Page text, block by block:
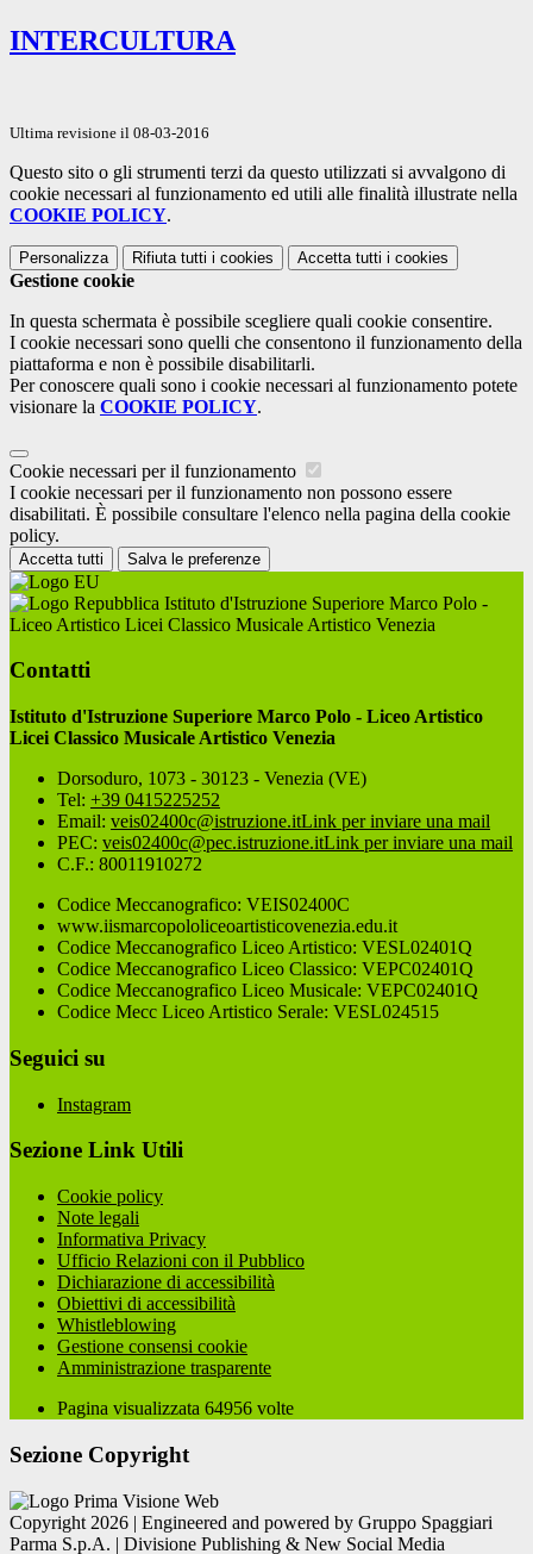
INTERCULTURA
Ultima revisione il 08-03-2016
Questo sito o gli strumenti terzi da questo utilizzati si avvalgono di
cookie necessari al funzionamento ed utili alle finalità illustrate nella
COOKIE POLICY.
Personalizza Rifiuta tutti i cookies Accetta tutti i cookies
Gestione cookie
In questa schermata è possibile scegliere quali cookie consentire.
I cookie necessari sono quelli che consentono il funzionamento della
piattaforma e non è possibile disabilitarli.
Per conoscere quali sono i cookie necessari al funzionamento potete
visionare la COOKIE POLICY.
Cookie necessari per il funzionamento
I cookie necessari per il funzionamento non possono essere
disabilitati. È possibile consultare l'elenco nella pagina della cookie
policy.
Accetta tutti Salva le preferenze
Istituto d'Istruzione Superiore Marco Polo -
Liceo Artistico Licei Classico Musicale Artistico Venezia
Contatti
Istituto d'Istruzione Superiore Marco Polo - Liceo Artistico
Licei Classico Musicale Artistico Venezia
Dorsoduro, 1073 - 30123 - Venezia (VE)
Tel: +39 0415225252
Email: veis02400c@istruzione.itLink per inviare una mail
PEC: veis02400c@pec.istruzione.itLink per inviare una mail
C.F.: 80011910272
Codice Meccanografico: VEIS02400C
www.iismarcopololiceoartisticovenezia.edu.it
Codice Meccanografico Liceo Artistico: VESL02401Q
Codice Meccanografico Liceo Classico: VEPC02401Q
Codice Meccanografico Liceo Musicale: VEPC02401Q
Codice Mecc Liceo Artistico Serale: VESL024515
Seguici su
Instagram
Sezione Link Utili
Cookie policy
Note legali
Informativa Privacy
Ufficio Relazioni con il Pubblico
Dichiarazione di accessibilità
Obiettivi di accessibilità
Whistleblowing
Gestione consensi cookie
Amministrazione trasparente
Pagina visualizzata 64956 volte
Sezione Copyright
Copyright 2026 | Engineered and powered by Gruppo Spaggiari
Parma S.p.A. | Divisione Publishing & New Social Media